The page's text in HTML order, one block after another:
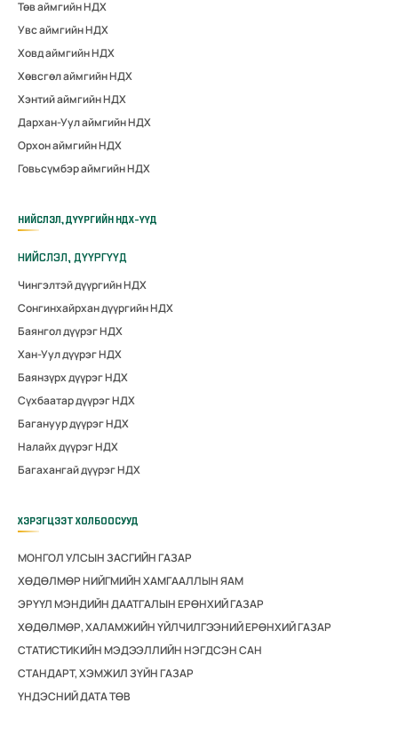
Төв аймгийн НДХ
Увс аймгийн НДХ
Ховд аймгийн НДХ
Хөвсгөл аймгийн НДХ
Хэнтий аймгийн НДХ
Дархан-Уул аймгийн НДХ
Орхон аймгийн НДХ
Говьсүмбэр аймгийн НДХ
НИЙСЛЭЛ, ДҮҮРГИЙН НДХ-ҮҮД
НИЙСЛЭЛ, ДҮҮРГҮҮД
Чингэлтэй дүүргийн НДХ
Сонгинхайрхан дүүргийн НДХ
Баянгол дүүрэг НДХ
Хан-Уул дүүрэг НДХ
Баянзүрх дүүрэг НДХ
Сүхбаатар дүүрэг НДХ
Багануур дүүрэг НДХ
Налайх дүүрэг НДХ
Багахангай дүүрэг НДХ
ХЭРЭГЦЭЭТ ХОЛБООСУУД
МОНГОЛ УЛСЫН ЗАСГИЙН ГАЗАР
ХӨДӨЛМӨР НИЙГМИЙН ХАМГААЛЛЫН ЯАМ
ЭРҮҮЛ МЭНДИЙН ДААТГАЛЫН ЕРӨНХИЙ ГАЗАР
ХӨДӨЛМӨР, ХАЛАМЖИЙН ҮЙЛЧИЛГЭЭНИЙ ЕРӨНХИЙ ГАЗАР
СТАТИСТИКИЙН МЭДЭЭЛЛИЙН НЭГДСЭН САН
СТАНДАРТ, ХЭМЖИЛ ЗҮЙН ГАЗАР
ҮНДЭСНИЙ ДАТА ТӨВ